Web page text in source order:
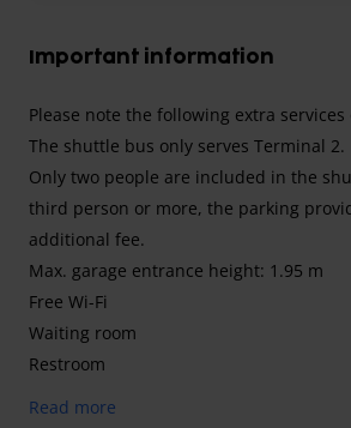
Important information
Please note the following extra
The shuttle bus only serves Terminal 2.
Only two people are included in the
third person or more, the parking
additional fee.
Max. garage entrance height: 1.95 m
Free Wi-Fi
Waiting room
Restroom
Read more